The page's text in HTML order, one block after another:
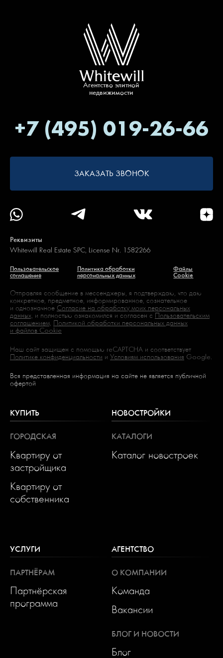
Агентство элитной
недвижимости
КУПИТЬ
ГОРОДСКАЯ
Квартиру от
застройщика
Квартиру от
собственника
НОВОСТРОЙКИ
КАТАЛОГИ
Каталог новостроек
УСЛУГИ
ПАРТНЁРАМ
Партнёрская
программа
АГЕНТСТВО
О КОМПАНИИ
Команда
Вакансии
БЛОГ И НОВОСТИ
Блог
+7 (495) 019-26-66
ЗАКАЗАТЬ ЗВОНОК
Реквизиты
Whitewill Real Estate SPC, License Nr. 1582266
Пользовательское
соглашение
Политика обработки
персональных данных
Файлы
Cookie
Отправляя сообщение в мессенджеры, я подтверждаю, что даю
конкретное, предметное, информированное, сознательное
и однозначное Согласие на обработку моих персональных
данных, и полностью ознакомился и согласен с Пользовательским
соглашением, Политикой обработки персональных данных
и файлов Cookie
Наш сайт защищен с помощью reCAPTCHA и соответствует
Политике конфиденциальности и Условиям использования Google.
Вся представленная информация на сайте не является публичной
офертой